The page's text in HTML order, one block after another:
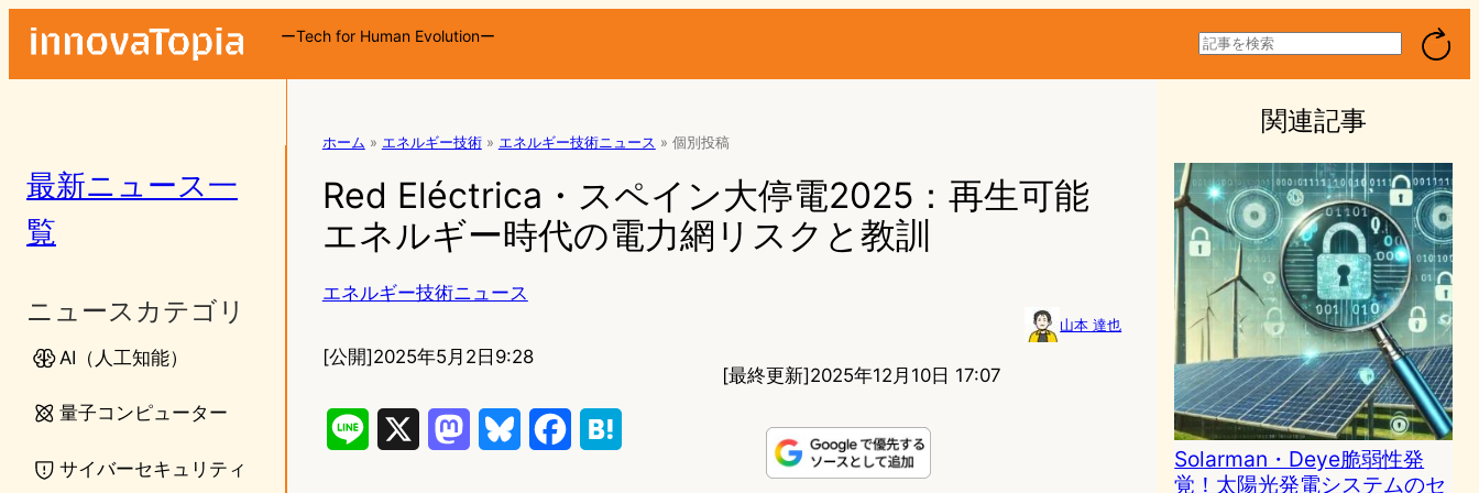
ーTech for Human Evolutionー
検
索
最新ニュース一
覧
ニュースカテゴリ
AI（人工知能）
量子コンピューター
サイバーセキュリティ
ホーム » エネルギー技術 » エネルギー技術ニュース » 個別投稿
Red Eléctrica・スペイン大停電2025：再生可能
エネルギー時代の電力網リスクと教訓
エネルギー技術ニュース
山本 達也
[公開]2025年5月2日9:28
[最終更新]2025年12月10日 17:07
関連記事
Solarman・Deye脆弱性発
覚！太陽光発電システムのセ